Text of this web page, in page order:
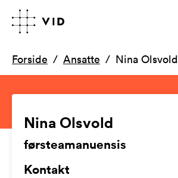
Forside Ansatte Nina Olsvold
Nina Olsvold
førsteamanuensis
Kontakt